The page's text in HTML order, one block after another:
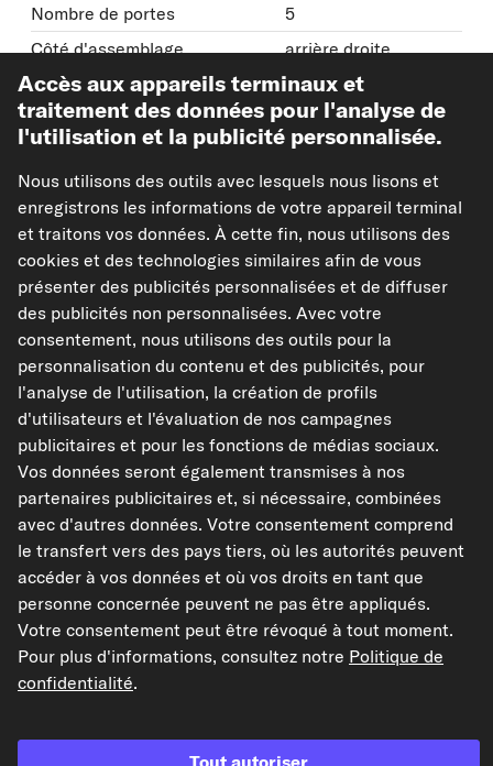
Nombre de portes
5
Côté d'assemblage
arrière droite
Matérial du tôle
Bord de passage de
roue
Tôle de réparation
Tôle de réparation
Modèles de véhicules compatibles
VAN WEZEL Panneau latéral
Réf : 9901149
Informatio
produit
29,10 €
TVA de 20% incluse, plus frais de port
Disponible immédiatement
Cet article peut être utilisé de façon universelle.
Ajouter au panier
Accès aux appareils terminaux et
traitement des données pour l'analyse de
l'utilisation et la publicité personnalisée.
Nous utilisons des outils avec lesquels nous lisons et
enregistrons les informations de votre appareil terminal
et traitons vos données. À cette fin, nous utilisons des
cookies et des technologies similaires afin de vous
présenter des publicités personnalisées et de diffuser
des publicités non personnalisées. Avec votre
consentement, nous utilisons des outils pour la
personnalisation du contenu et des publicités, pour
l'analyse de l'utilisation, la création de profils
d'utilisateurs et l'évaluation de nos campagnes
publicitaires et pour les fonctions de médias sociaux.
Vos données seront également transmises à nos
partenaires publicitaires et, si nécessaire, combinées
avec d'autres données. Votre consentement comprend
le transfert vers des pays tiers, où les autorités peuvent
accéder à vos données et où vos droits en tant que
personne concernée peuvent ne pas être appliqués.
Votre consentement peut être révoqué à tout moment.
Pour plus d'informations, consultez notre Politique de
confidentialité.
Tout autoriser